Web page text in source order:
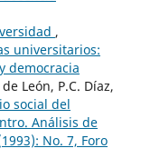
,
universitarios:
democracia
León, P.C. Díaz,
social del
Análisis de
No. 7, Foro